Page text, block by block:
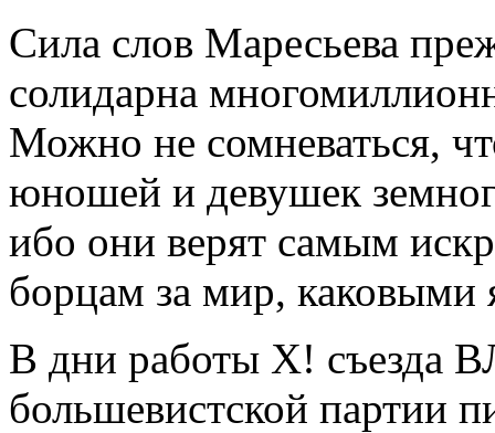
Сила слов Маресьева
солидарна
Можно не сомневаться,
юношей и девушек
ибо они верят самым
борцам за мир, каковыми
В дни работы X! съезда
большевистской партии